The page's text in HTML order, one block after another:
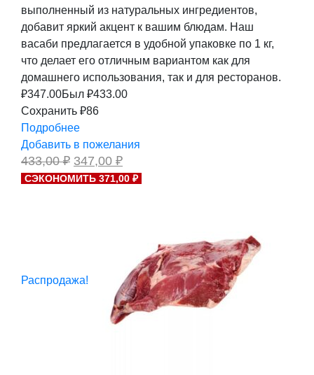
выполненный из натуральных ингредиентов,
добавит яркий акцент к вашим блюдам. Наш
васаби предлагается в удобной упаковке по 1 кг,
что делает его отличным вариантом как для
домашнего использования, так и для ресторанов.
₽347.00Был ₽433.00
Сохранить ₽86
Подробнее
Добавить в пожелания
433,00₽ Первоначальная
цена
составляла
347,00 ₽Текущая
цена:
347,00 ₽.
СЭКОНОМИТЬ 371,00 ₽
Распродажа!